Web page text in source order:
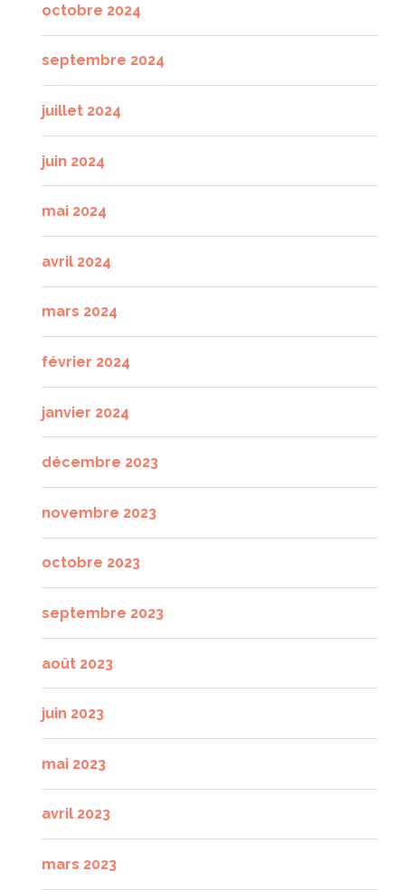
octobre 2024
septembre 2024
juillet 2024
juin 2024
mai 2024
avril 2024
mars 2024
février 2024
janvier 2024
décembre 2023
novembre 2023
octobre 2023
septembre 2023
août 2023
juin 2023
mai 2023
avril 2023
mars 2023